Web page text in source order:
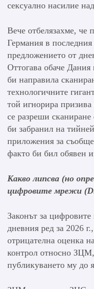
сексуално насилие
Вече отбелязахме, че
Германия в
предложението от
Оттогава обаче
би направила
технологичните
той игнорира
се разреши сканиране
би забранил на
приложения за
факто би бил обявен
Какво липсва (но
цифровите мрежи
Законът за
дневния ред за 2026
отрицателна оценка
контрол относно
публикуването му до